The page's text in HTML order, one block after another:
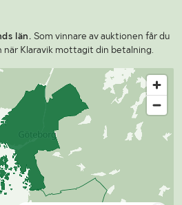
län. Som vinnare av auktionen får du
Klaravik mottagit din betalning.